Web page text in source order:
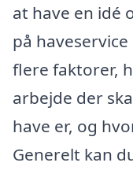
at have en idé
på
flere faktorer,
arbejde der
have er, og
Generelt kan